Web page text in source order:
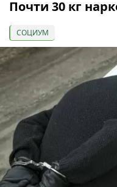
Почти 30 кг
СОЦИУМ